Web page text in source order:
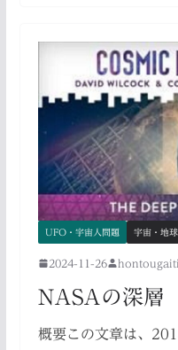
UFO・宇宙人問題 宇宙・地
2024-11-26
NASAの深層
概要この文章は、